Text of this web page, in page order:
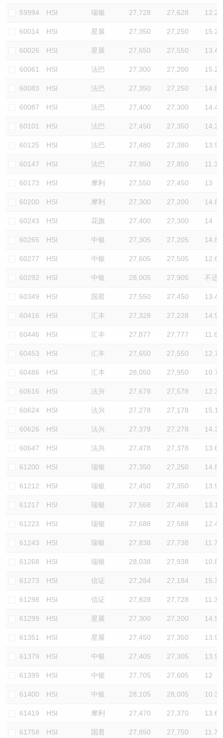
59994 HSI 瑞银 27,728 27,628 12.2
60014 HSI 星展 27,350 27,250 15.2
60026 HSI 星展 27,650 27,550 13.4
60061 HSI 法巴 27,300 27,200 15.2
60083 HSI 法巴 27,350 27,250 14.8
60087 HSI 法巴 27,400 27,300 14.4
60101 HSI 法巴 27,450 27,350 14.2
60125 HSI 法巴 27,480 27,380 13.9
60147 HSI 法巴 27,950 27,850 11.3
60173 HSI 摩利 27,550 27,450 13
60200 HSI 摩利 27,300 27,200 14.8
60243 HSI 花旗 27,400 27,300 14
60265 HSI 中银 27,305 27,205 14.8
60277 HSI 中银 27,605 27,505 12.6
60292 HSI 中银 28,005 27,905 不适
60349 HSI 国君 27,550 27,450 13.4
60416 HSI 汇丰 27,328 27,228 14.9
60446 HSI 汇丰 27,877 27,777 11.6
60453 HSI 汇丰 27,650 27,550 12.7
60486 HSI 汇丰 28,050 27,950 10.7
60616 HSI 法兴 27,678 27,578 12.3
60624 HSI 法兴 27,278 27,178 15.1
60626 HSI 法兴 27,378 27,278 14.3
60647 HSI 法兴 27,478 27,378 13.6
61200 HSI 瑞银 27,350 27,250 14.8
61212 HSI 瑞银 27,450 27,350 13.9
61217 HSI 瑞银 27,568 27,468 13.1
61223 HSI 瑞银 27,688 27,588 12.4
61243 HSI 瑞银 27,838 27,738 11.7
61268 HSI 瑞银 28,038 27,938 10.8
61273 HSI 信证 27,284 27,184 15.3
61298 HSI 信证 27,828 27,728 11.3
61299 HSI 星展 27,300 27,200 14.9
61351 HSI 星展 27,450 27,350 13.9
61379 HSI 中银 27,405 27,305 13.9
61399 HSI 中银 27,705 27,605 12
61400 HSI 中银 28,105 28,005 10.3
61419 HSI 摩利 27,470 27,370 13.6
61758 HSI 国君 27,850 27,750 11.7